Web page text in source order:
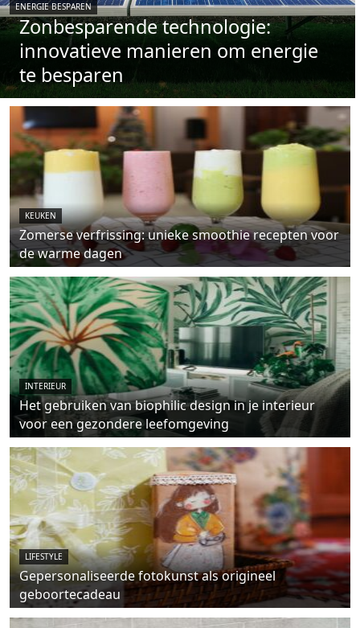
ENERGIE BESPAREN
Zonbesparende technologie:
innovatieve manieren om energie
te besparen
KEUKEN
Zomerse verfrissing: unieke smoothie recepten voor
de warme dagen
INTERIEUR
Het gebruiken van biophilic design in je interieur
voor een gezondere leefomgeving
LIFESTYLE
Gepersonaliseerde fotokunst als origineel
geboortecadeau